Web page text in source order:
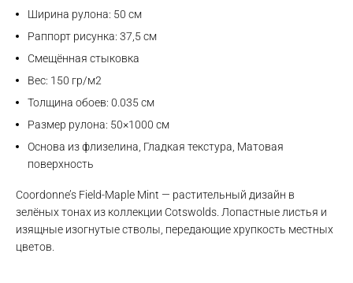
Ширина рулона: 50 см
Раппорт рисунка: 37,5 см
Смещённая стыковка
Вес: 150 гр/м2
Толщина обоев: 0.035 см
Размер рулона: 50×1000 см
Основа из флизелина, Гладкая текстура, Матовая
поверхность
Coordonne’s Field-Maple Mint — растительный дизайн в
зелёных тонах из коллекции Cotswolds. Лопастные листья и
изящные изогнутые стволы, передающие хрупкость местных
цветов.